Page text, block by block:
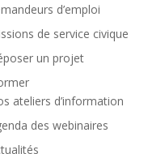
d’emploi
de service civique
un projet
ateliers d’information
des webinaires